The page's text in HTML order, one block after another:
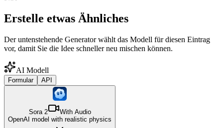
Erstelle etwas Ähnliches
Der untenstehende Generator wählt das Modell für diesen Eintrag
vor, damit Sie die Idee schneller neu mischen können.
AI Modell
Formular API
Sora 2
With Audio
OpenAI model with realistic physics